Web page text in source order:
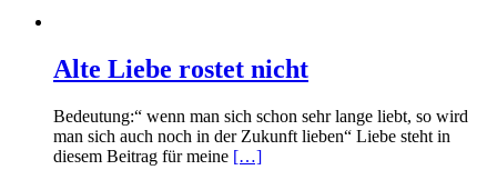
Alte Liebe rostet nicht
Bedeutung:“ wenn man sich schon sehr lange liebt, so wird
man sich auch noch in der Zukunft lieben“ Liebe steht in
diesem Beitrag für meine […]